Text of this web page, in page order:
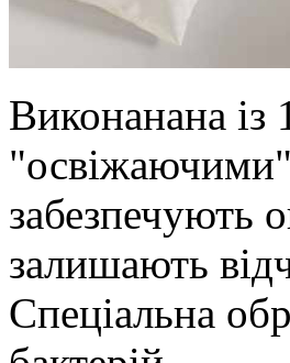
Виконанана із
забезпечують
залишають
Спеціальна